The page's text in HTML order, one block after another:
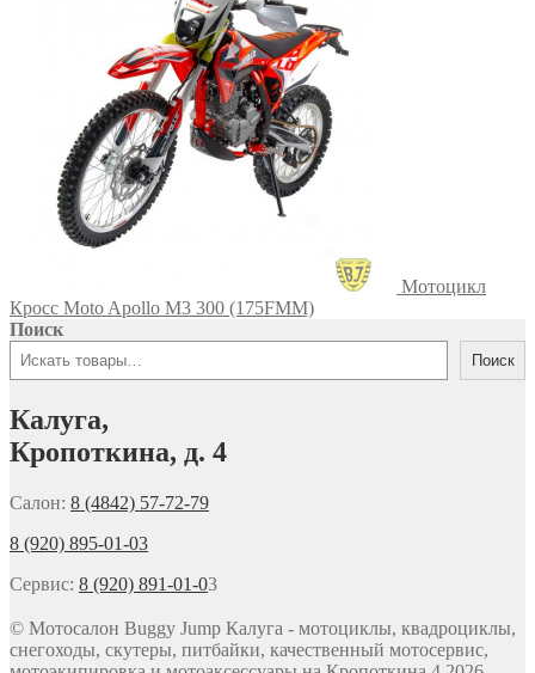
Мотоцикл
Кросс Moto Apollo M3 300 (175FMM)
Поиск
Поиск
Калуга,
Кропоткина, д. 4
Салон: 8 (4842) 57-72-79
8 (920) 895-01-03
Сервис: 8 (920) 891-01-03
© Мотосалон Buggy Jump Калуга - мотоциклы, квадроциклы,
снегоходы, скутеры, питбайки, качественный мотосервис,